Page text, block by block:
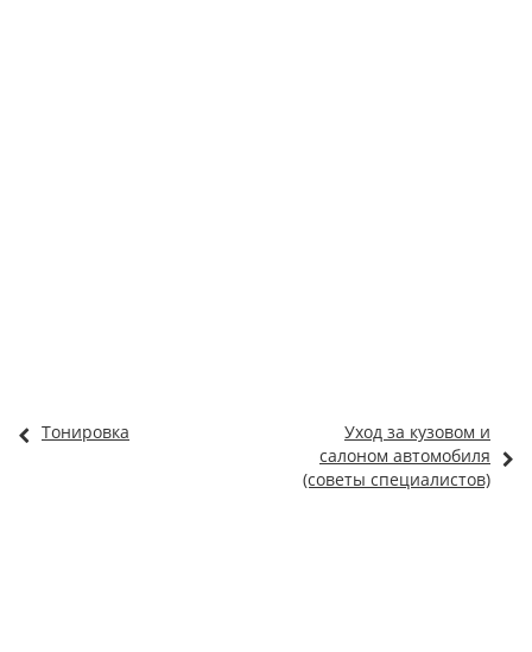
Тонировка
Уход за кузовом и
салоном автомобиля
(советы специалистов)